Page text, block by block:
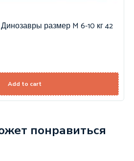
размер M 6-10 кг 42
Add to cart
понравиться